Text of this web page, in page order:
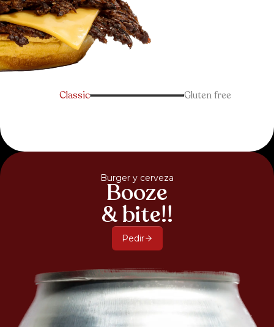
Classic Gluten free
Burger y cerveza
Booze
& bite!!
Pedir